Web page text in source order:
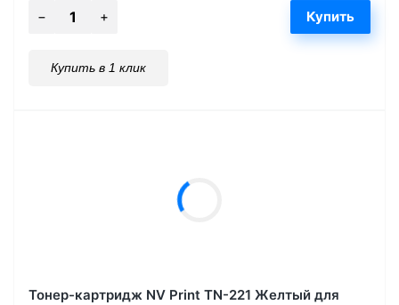
Купить в 1 клик
Тонер-картридж NV Print TN-221 Желтый для